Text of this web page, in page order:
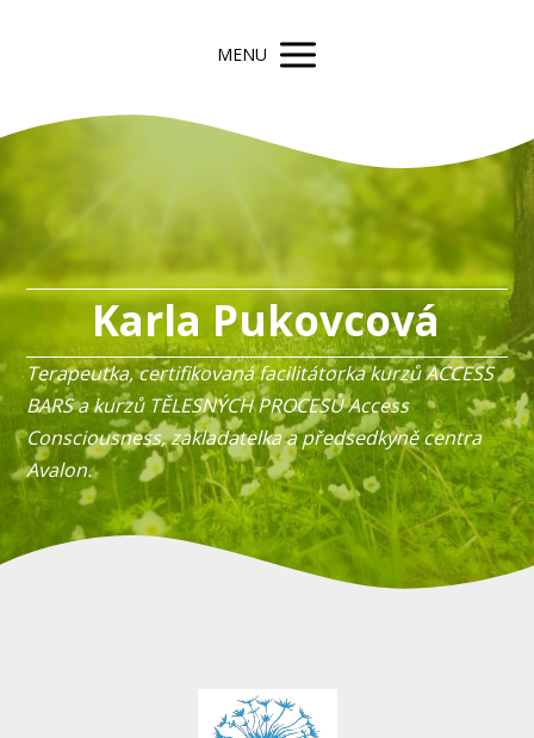
MENU
Karla Pukovcová
Terapeutka, certifikovaná facilitátorka kurzů ACCESS
BARS a kurzů TĚLESNÝCH PROCESŮ Access
Consciousness, zakladatelka a předsedkyně centra
Avalon.